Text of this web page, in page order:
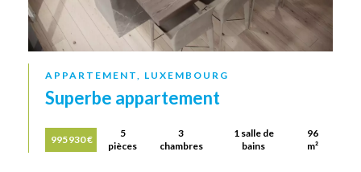
APPARTEMENT, LUXEMBOURG
Superbe appartement
995 930 €
5
pièces
3
chambres
1 salle de
bains
96
m²